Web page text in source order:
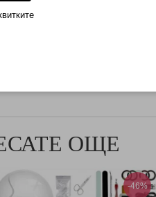
ОЩЕ
-46%